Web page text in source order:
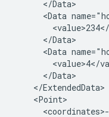
      </Data>
<Data
      </Data>
<Data
<value>4</
      </Data>
    </ExtendedData>
    <Point>